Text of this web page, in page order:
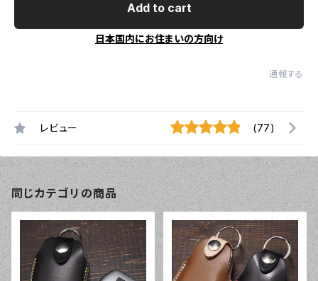
Add to cart
日本国内にお住まいの方向け
通報する
レビュー (77)
同じカテゴリの商品